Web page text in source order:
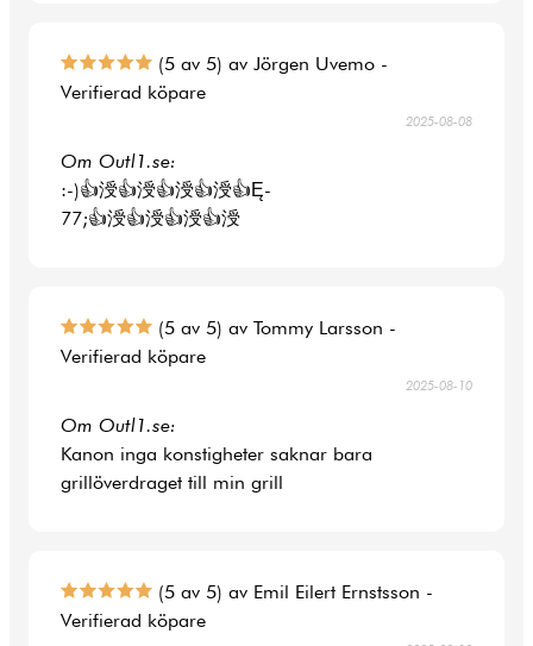
(5 av 5) av Jörgen Uvemo -
Verifierad köpare
2025-08-08
Om Outl1.se:
:-)👍涭👍涭👍涭👍涭👍Ę-
77;👍涭👍涭👍涭👍涭
(5 av 5) av Tommy Larsson -
Verifierad köpare
2025-08-10
Om Outl1.se:
Kanon inga konstigheter saknar bara
grillöverdraget till min grill
(5 av 5) av Emil Eilert Ernstsson -
Verifierad köpare